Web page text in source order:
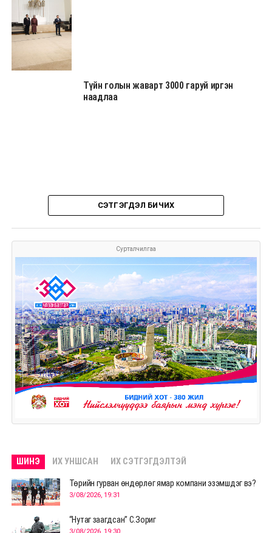
Түйн голын жаварт 3000 гаруй иргэн
наадлаа
СЭТГЭГДЭЛ БИЧИХ
Сурталчилгаа
ШИНЭ ИХ УНШСАН ИХ СЭТГЭГДЭЛТЭЙ
Төрийн гурван өндөрлөг ямар компани эзэмшдэг вэ?
3/08/2026, 19:31
“Нутаг заагдсан” С.Зориг